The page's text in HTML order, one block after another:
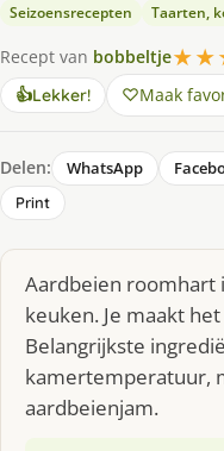
Seizoensrecepten Taarten,
Recept van bobbeltje
👍Lekker! Maak
Delen: WhatsApp
Print
Aardbeien roomhart
keuken. Je maakt
Belangrijkste
kamertemperatuur,
aardbeienjam.